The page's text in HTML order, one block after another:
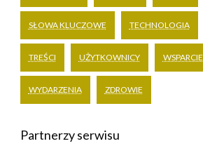
SŁOWA KLUCZOWE TECHNOLOGIA
TREŚCI UŻYTKOWNICY WSPARCIE
WYDARZENIA ZDROWIE
Partnerzy serwisu